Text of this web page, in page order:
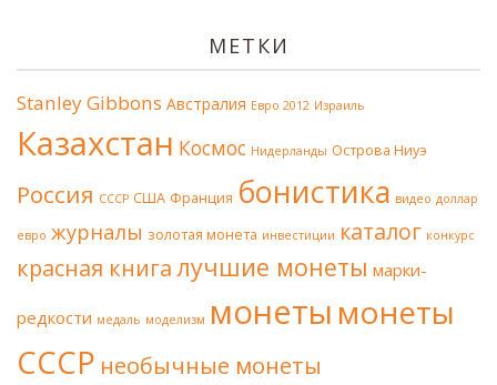
МЕТКИ
Stanley Gibbons Австралия Евро 2012 Израиль
Казахстан Космос Нидерланды Острова Ниуэ
Россия СССР США Франция бонистика видео доллар
евро журналы золотая монета инвестиции каталог конкурс
красная книгалучшие монеты марки-
редкости медаль моделизм монеты монеты
СССР необычные монеты